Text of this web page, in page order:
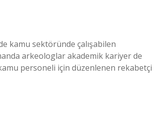
kamu sektöründe çalışabilen
arkeologlar akademik kariyer de
personeli için düzenlenen rekabetçi